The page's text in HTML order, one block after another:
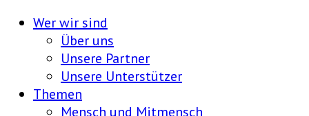
Wer wir sind
Über uns
Unsere Partner
Unsere Unterstützer
Themen
Mensch und Mitmensch